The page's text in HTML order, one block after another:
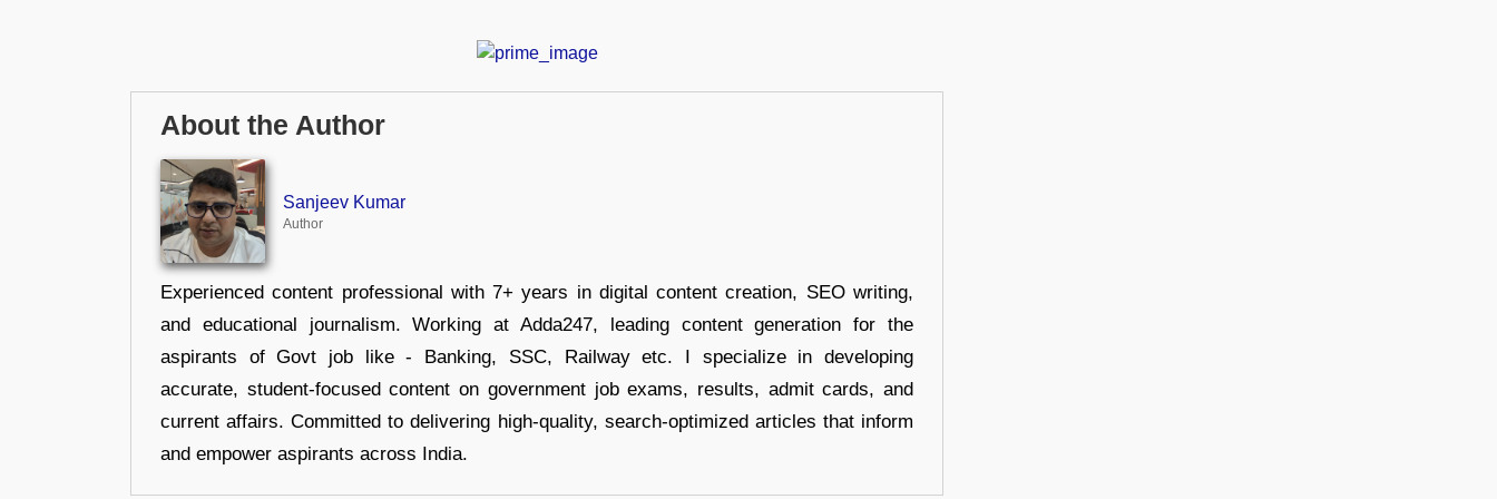
About the Author
Sanjeev Kumar
Author
Experienced content professional with 7+ years in digital content creation, SEO writing,
and educational journalism. Working at Adda247, leading content generation for the
aspirants of Govt job like - Banking, SSC, Railway etc. I specialize in developing
accurate, student-focused content on government job exams, results, admit cards, and
current affairs. Committed to delivering high-quality, search-optimized articles that inform
and empower aspirants across India.